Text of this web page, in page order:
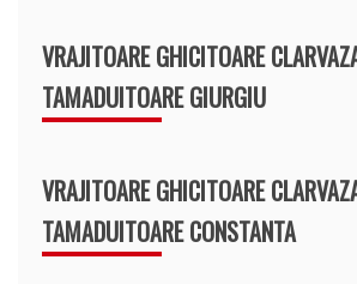
VRAJITOARE GHICITOARE
TAMADUITOARE GIURGIU
VRAJITOARE GHICITOARE
TAMADUITOARE CONSTANTA